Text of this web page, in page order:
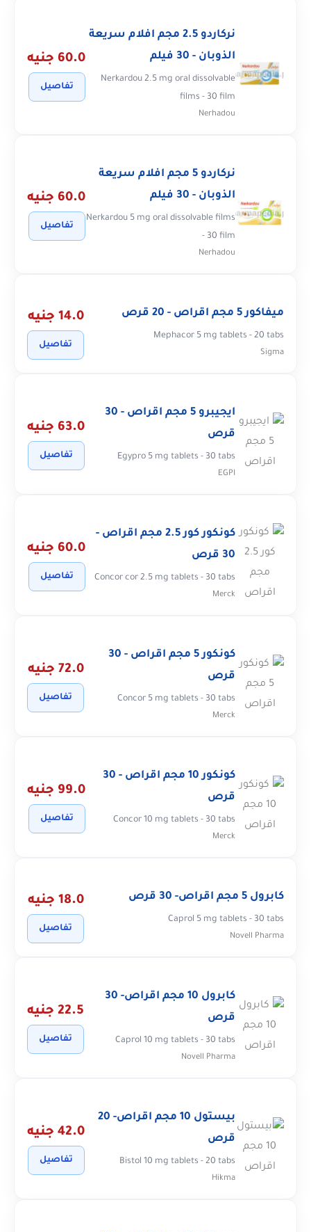
نركاردو 2.5 مجم افلام سريعة
الذوبان - 30 فيلم
Nerkardou 2.5 mg oral dissolvable
films - 30 film
Nerhadou
60.0 جنيه
تفاصيل
نركاردو 5 مجم افلام سريعة
الذوبان - 30 فيلم
Nerkardou 5 mg oral dissolvable films
- 30 film
Nerhadou
60.0 جنيه
تفاصيل
ميفاكور 5 مجم اقراص - 20 قرص
Mephacor 5 mg tablets - 20 tabs
Sigma
14.0 جنيه
تفاصيل
ايجيبرو 5 مجم اقراص - 30
قرص
Egypro 5 mg tablets - 30 tabs
EGPI
63.0 جنيه
تفاصيل
كونكور كور 2.5 مجم اقراص -
30 قرص
Concor cor 2.5 mg tablets - 30 tabs
Merck
60.0 جنيه
تفاصيل
كونكور 5 مجم اقراص - 30
قرص
Concor 5 mg tablets - 30 tabs
Merck
72.0 جنيه
تفاصيل
كونكور 10 مجم اقراص - 30
قرص
Concor 10 mg tablets - 30 tabs
Merck
99.0 جنيه
تفاصيل
كابرول 5 مجم اقراص- 30 قرص
Caprol 5 mg tablets - 30 tabs
Novell Pharma
18.0 جنيه
تفاصيل
كابرول 10 مجم اقراص- 30
قرص
Caprol 10 mg tablets - 30 tabs
Novell Pharma
22.5 جنيه
تفاصيل
بيستول 10 مجم اقراص- 20
قرص
Bistol 10 mg tablets - 20 tabs
Hikma
42.0 جنيه
تفاصيل